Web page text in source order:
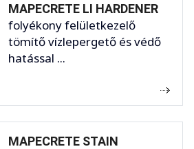
MAPECRETE LI HARDENER
folyékony felületkezelő
tömítő vízlepergető és védő
hatással ...
MAPECRETE STAIN